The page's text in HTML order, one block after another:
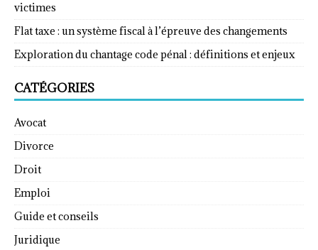
victimes
Flat taxe : un système fiscal à l’épreuve des changements
Exploration du chantage code pénal : définitions et enjeux
CATÉGORIES
Avocat
Divorce
Droit
Emploi
Guide et conseils
Juridique